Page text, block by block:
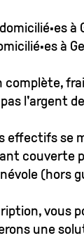
à
à
complète,
l'argent
effectifs se
couverte
(hors
vous
une